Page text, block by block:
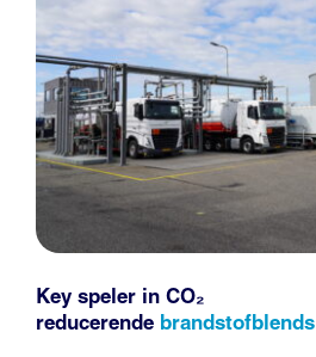
Key speler in CO₂
reducerende brandstofblends